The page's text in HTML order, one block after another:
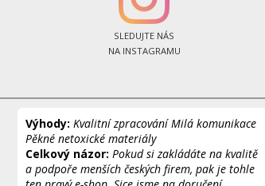
SLEDUJTE NÁS
NA INSTAGRAMU
Výhody: Kvalitní zpracování Milá komunikace
Pěkné netoxické materiály
Celkový názor: Pokud si zakládáte na kvalitě
a podpoře menších českých firem, pak je tohle